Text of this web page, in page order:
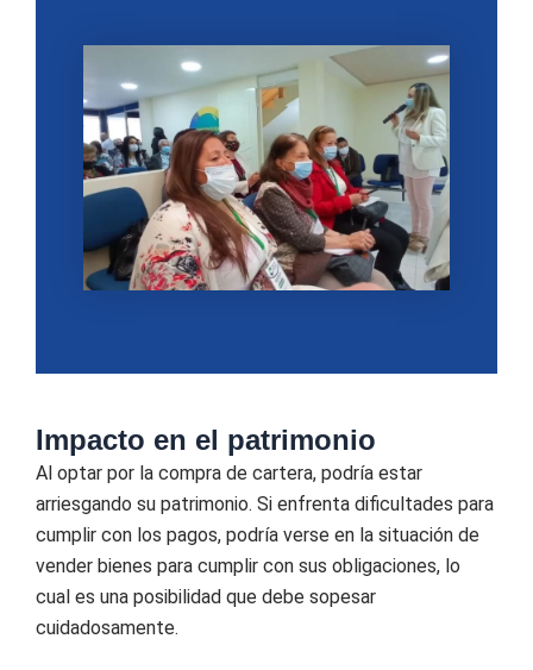
Impacto en el patrimonio
Al optar por la compra de cartera, podría estar
arriesgando su patrimonio. Si enfrenta dificultades para
cumplir con los pagos, podría verse en la situación de
vender bienes para cumplir con sus obligaciones, lo
cual es una posibilidad que debe sopesar
cuidadosamente.